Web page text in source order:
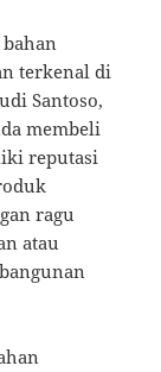
terkenal di
Santoso,
membeli
reputasi
ragu
atau